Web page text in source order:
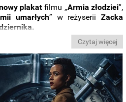
plakatfilmu „Armia złodziei”,
umarłych” w reżyseriiZacka
Czytaj więcej